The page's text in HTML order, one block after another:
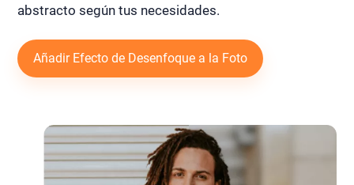
abstracto según tus necesidades.
Añadir Efecto de Desenfoque a la Foto